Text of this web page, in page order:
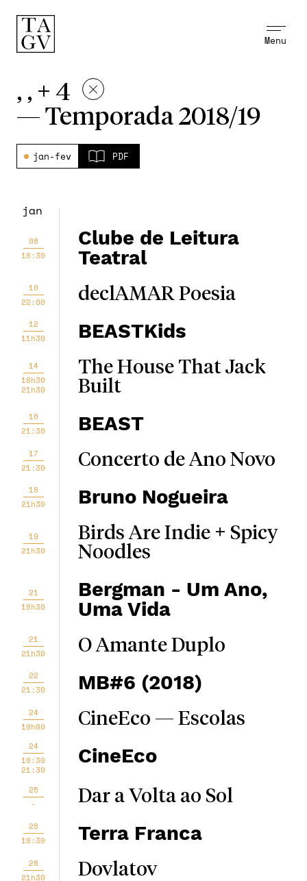
Menu
, , + 4
— Temporada 2018/19
jan-fev PDF
jan
08
18:30
Clube de Leitura
Teatral
10
22:00
declAMAR Poesia
12
11h30
BEASTKids
14
18h30
21h30
The House That Jack
Built
16
21:30
BEAST
17
21:30
Concerto de Ano Novo
18
21h30
Bruno Nogueira
19
21h30
Birds Are Indie + Spicy
Noodles
21
18h30
Bergman - Um Ano,
Uma Vida
21
21h30
O Amante Duplo
22
21:30
MB#6 (2018)
24
10h00
CineEco — Escolas
24
18:30
21:30
CineEco
25
-
Dar a Volta ao Sol
28
18:30
Terra Franca
28
21h30
Dovlatov